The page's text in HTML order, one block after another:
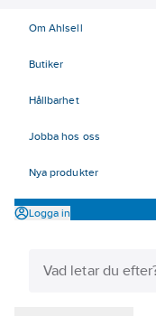
Om Ahlsell
Butiker
Hållbarhet
Jobba hos oss
Nya produkter
Logga in